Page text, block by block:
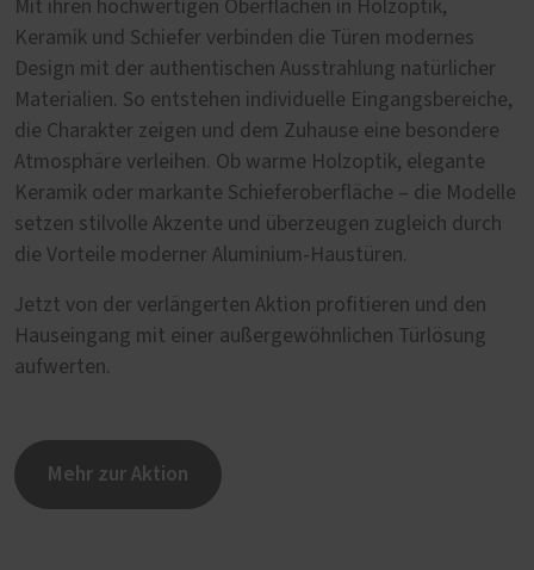
Mit ihren hochwertigen Oberflächen in Holzoptik,
Keramik und Schiefer verbinden die Türen modernes
Design mit der authentischen Ausstrahlung natürlicher
Materialien. So entstehen individuelle Eingangsbereiche,
die Charakter zeigen und dem Zuhause eine besondere
Atmosphäre verleihen. Ob warme Holzoptik, elegante
Keramik oder markante Schieferoberfläche – die Modelle
setzen stilvolle Akzente und überzeugen zugleich durch
die Vorteile moderner Aluminium-Haustüren.
Jetzt von der verlängerten Aktion profitieren und den
Hauseingang mit einer außergewöhnlichen Türlösung
aufwerten.
Mehr zur Aktion